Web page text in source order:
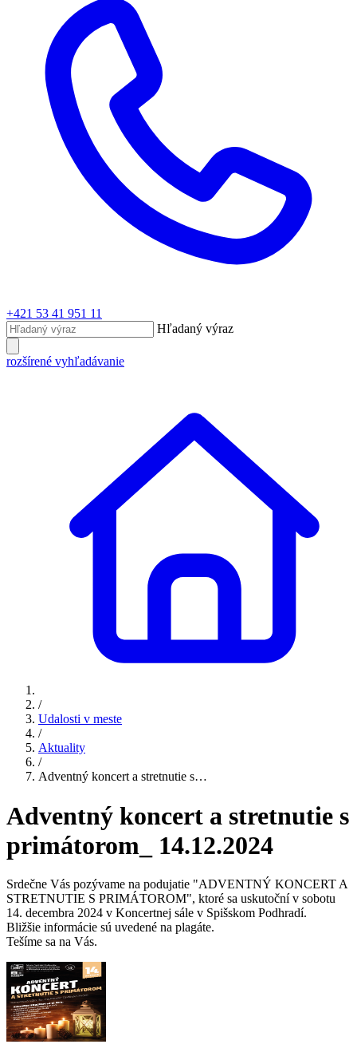
+421 53 41 951 11
Hľadaný výraz
rozšírené vyhľadávanie
/
Udalosti v meste
/
Aktuality
/
Adventný koncert a stretnutie s…
Adventný koncert a stretnutie s
primátorom_ 14.12.2024
Srdečne Vás pozývame na podujatie "ADVENTNÝ KONCERT A
STRETNUTIE S PRIMÁTOROM", ktoré sa uskutoční v sobotu
14. decembra 2024 v Koncertnej sále v Spišskom Podhradí.
Bližšie informácie sú uvedené na plagáte.
Tešíme sa na Vás.